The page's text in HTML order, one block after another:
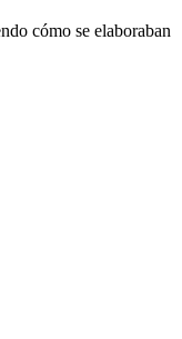
cómo se elaboraban